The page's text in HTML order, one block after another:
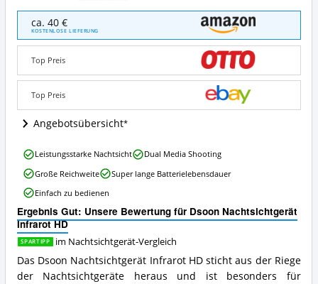
Nachtsichtgerät
Infrarot
Angebote:
Wo
dieses
Nachtsichtgerät
erhältlich?
ca. 40 €
KOSTENLOSE LIEFERUNG
Top Preis
Top Preis
Angebotsübersicht
Ergebnis Gut: Unsere Bewertung für Dsoon Nachtsichtgerät
Infrarot HD
SPARTIPP im Nachtsichtgerät-Vergleich
Das Dsoon Nachtsichtgerät Infrarot HD sticht aus der Riege
der Nachtsichtgeräte heraus und ist besonders für
Dsoon
Nachtsichtgerät
Infrarot
HD
Vorteile:
Was
spricht
für
dieses
Nachtsichtgerät?
Leistungsstarke Nachtsicht
Dual Media Shooting
Große Reichweite
Super lange Batterielebensdauer
Einfach zu bedienen